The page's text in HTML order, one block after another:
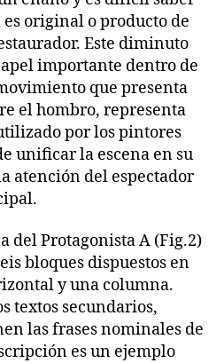
original o producto de
Este diminuto
importante dentro de
que presenta
el hombro, representa
por los pintores
unificar la escena en su
atención del espectador
del Protagonista A (Fig.2)
bloques dispuestos en
y una columna.
textos secundarios,
las frases nominales de
es un ejemplo